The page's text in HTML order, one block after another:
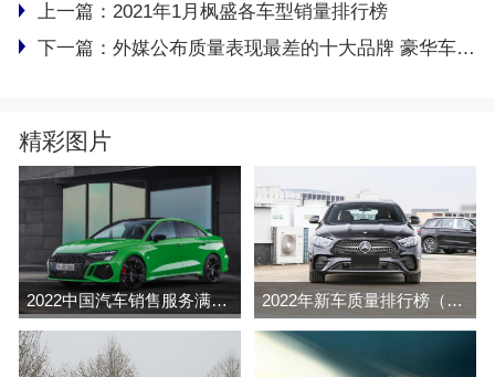
上一篇： 2021年1月枫盛各车型销量排行榜
下一篇： 外媒公布质量表现最差的十大品牌 豪华车占一半 本田入选
精彩图片
2022中国汽车销售服务满意度排行榜(J.D.Power 2022年新车质量排行榜（J.D.Power